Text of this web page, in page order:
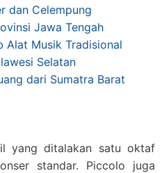
dan Celempung
Jawa Tengah
Alat Musik Tradisional
Selatan
dari Sumatra Barat
yang ditalakan satu oktaf
standar. Piccolo juga